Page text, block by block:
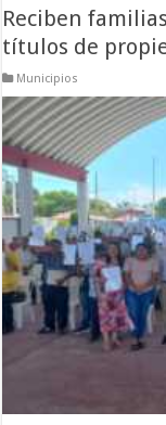
Reciben
títulos de
Municipios